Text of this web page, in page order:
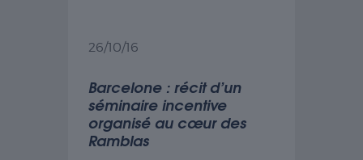
26/10/16
Barcelone : récit d’un
séminaire incentive
organisé au cœur des
Ramblas